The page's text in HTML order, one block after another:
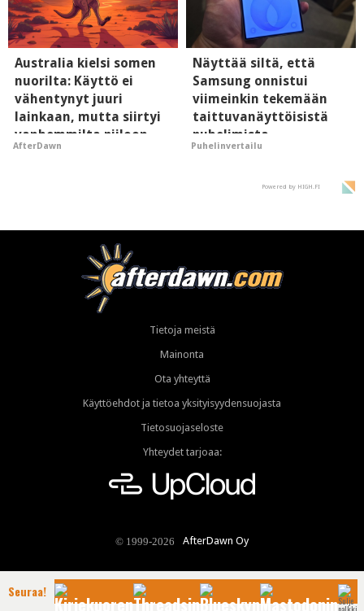
Australia kielsi somen
nuorilta: Käyttö ei
vähentynyt juuri
lainkaan, mutta siirtyi
vanhemmilta piiloon
AfterDawn
Näyttää siltä, että
Samsung onnistui
viimeinkin tekemään
taittuvanäyttöisistä
puhelimista
supersuosittuja
Puhelinvertailu
Powered by HIGH.FI
Tietoja meistä
Mainonta
Ota yhteyttä
Käyttöehdot ja tietoa yksityisyydensuojasta
Tietosuojaseloste
Yhteydet tarjoaa:
© 1999-2026 AfterDawn Oy
Seuraa!